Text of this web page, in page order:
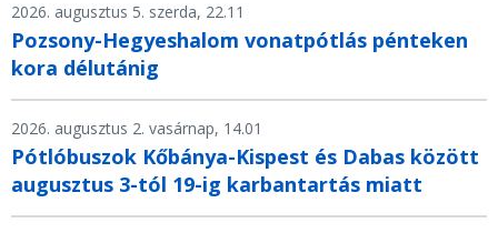
2026. augusztus 5. szerda, 22.11
Pozsony-Hegyeshalom vonatpótlás pénteken
kora délutánig
2026. augusztus 2. vasárnap, 14.01
Pótlóbuszok Kőbánya-Kispest és Dabas között
augusztus 3-tól 19-ig karbantartás miatt